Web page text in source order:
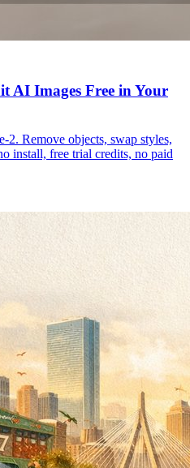
AI Images Free in Your
Remove objects, swap styles,
install, free trial credits, no paid